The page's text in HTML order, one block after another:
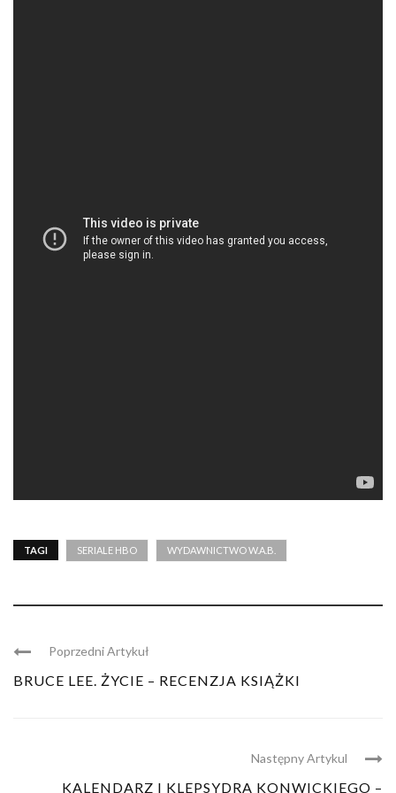
TAGI SERIALE HBO WYDAWNICTWO W.A.B.
Poprzedni Artykuł
BRUCE LEE. ŻYCIE – RECENZJA KSIĄŻKI
Następny Artykul
KALENDARZ I KLEPSYDRA KONWICKIEGO –